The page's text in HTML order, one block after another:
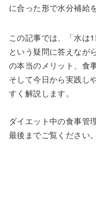
に合った形で水分補給
この記事では、「水は
という疑問に答えなが
の本当のメリット、食
そして今日から実践し
すく解説します。
ダイエット中の食事管
最後までご覧ください。